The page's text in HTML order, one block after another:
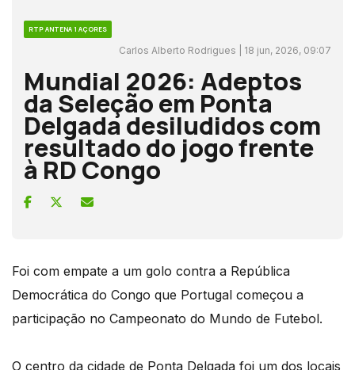
RTP ANTENA 1 AÇORES
Carlos Alberto Rodrigues | 18 jun, 2026, 09:07
Mundial 2026: Adeptos
da Seleção em Ponta
Delgada desiludidos com
resultado do jogo frente
à RD Congo
Foi com empate a um golo contra a República
Democrática do Congo que Portugal começou a
participação no Campeonato do Mundo de Futebol.
O centro da cidade de Ponta Delgada foi um dos locais